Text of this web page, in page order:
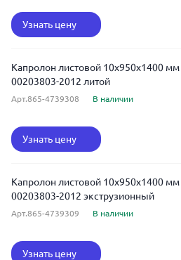
Узнать цену
Капролон листовой 10x950x1400
00203803-2012 литой
Арт.865-4739308 В наличии
Узнать цену
Капролон листовой 10x950x1400
00203803-2012 экструзионный
Арт.865-4739309 В наличии
Узнать цену